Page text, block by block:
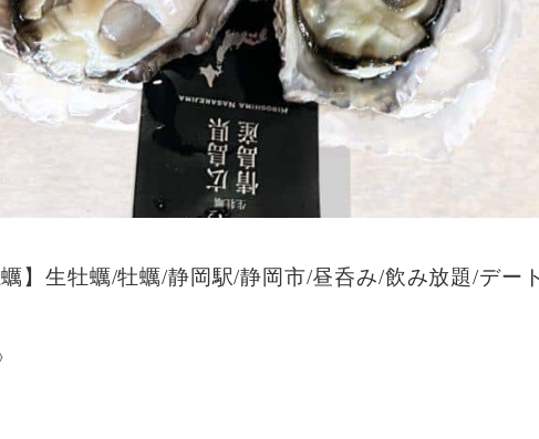
蠣】生牡蠣/牡蠣/静岡駅/静岡市/昼呑み/飲み放題/デー